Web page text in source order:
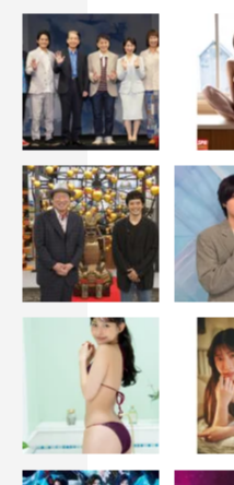
は新しくなったけど、この
すから、すごく不思議な感
坂崎：校舎、きれいだよね
桜井：俺たちのころはこん
校だったから。
◆3人がそろって明治学院
高見沢：10年ぶりですね。
坂崎：名誉卒業式（2014年
高見沢：ここでやったん
坂崎：うれしかったな～。